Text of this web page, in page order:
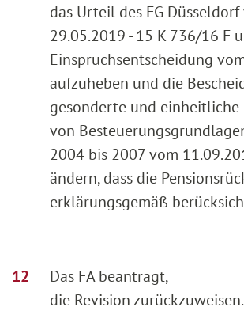
das Urteil des FG Düsseldorf
29.05.2019 - 15 K 736/16 F
Einspruchsentscheidung
aufzuheben und die
gesonderte und einheitliche
von
2004 bis 2007 vom
ändern, dass die
erklärungsgemäß
Das FA beantragt,
die Revision zurückzuweisen.